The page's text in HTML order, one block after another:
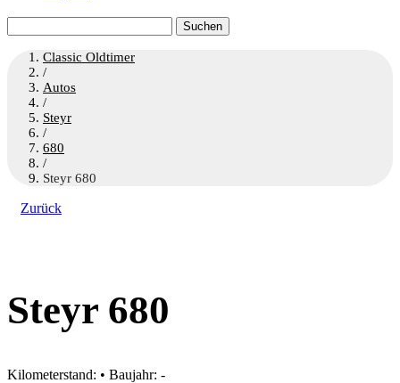
nach:
Classic Oldtimer
/
Autos
/
Steyr
/
680
/
Steyr 680
Zurück
Steyr 680
Kilometerstand: • Baujahr: -